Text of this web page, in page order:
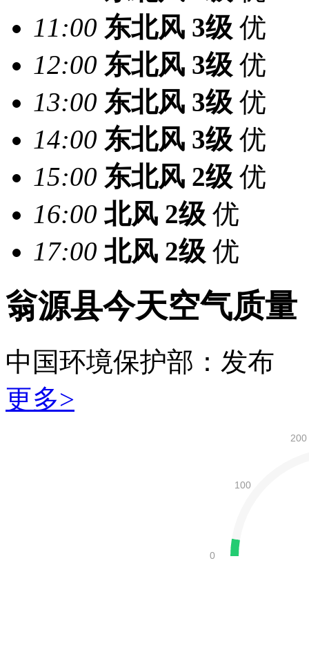
11:00 东北风 3级 优
12:00 东北风 3级 优
13:00 东北风 3级 优
14:00 东北风 3级 优
15:00 东北风 2级 优
16:00 北风 2级 优
17:00 北风 2级 优
翁源县今天空气质量
中国环境保护部： 发布
更多>